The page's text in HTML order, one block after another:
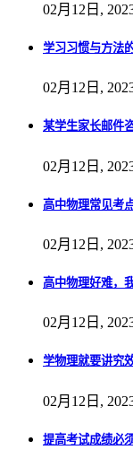
02月12日,
学习习惯与方法
02月12日,
某学生家长邮件
02月12日,
高中物理常见考
02月12日,
高中物理好难，
02月12日,
学物理就要讲究
02月12日,
提高考试成绩必